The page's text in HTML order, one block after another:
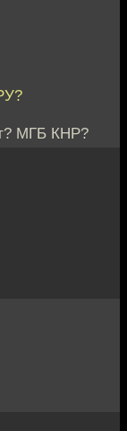
МГБ КНР?